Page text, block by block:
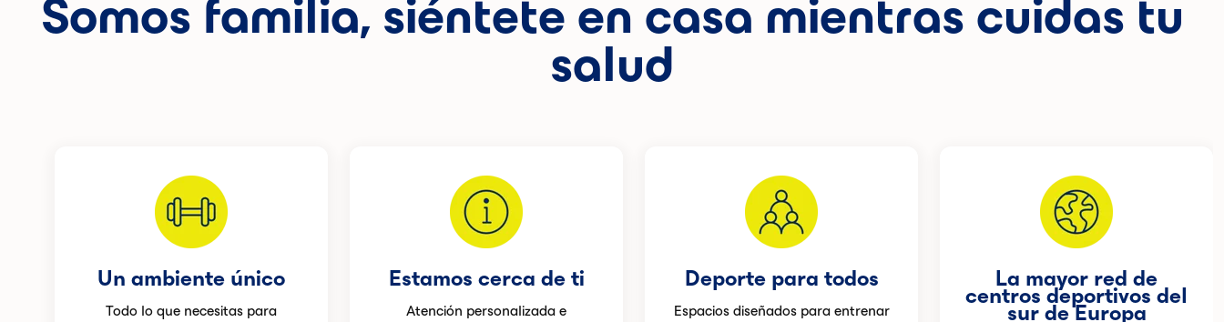
Somos familia, siéntete en casa mientras cuidas tu
salud
Un ambiente único
Todo lo que necesitas para
Estamos cerca de ti
Atención personalizada e
Deporte para todos
Espacios diseñados para entrenar
La mayor red de
centros deportivos del
sur de Europa